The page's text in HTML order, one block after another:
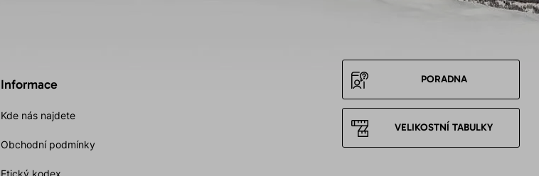
Informace
Kde nás najdete
Obchodní podmínky
PORADNA
VELIKOSTNÍ TABULKY